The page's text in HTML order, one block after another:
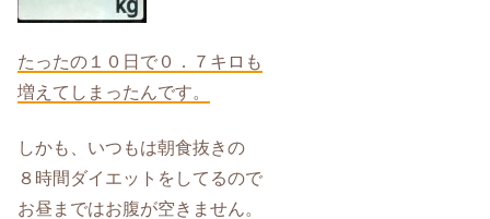
たったの１０日で０．７キロも
増えてしまったんです。
しかも、いつもは朝食抜きの
８時間ダイエットをしてるので
お昼まではお腹が空きません。